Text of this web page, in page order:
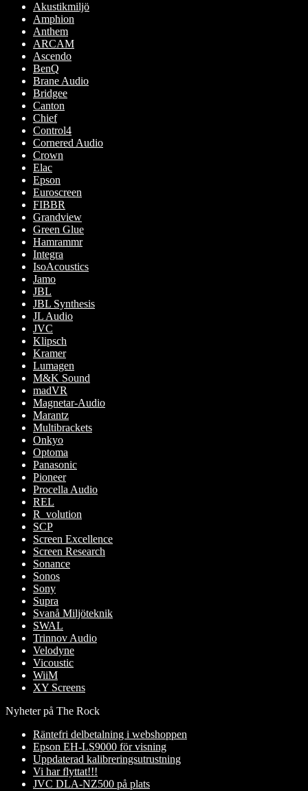
Akustikmiljö
Amphion
Anthem
ARCAM
Ascendo
BenQ
Brane Audio
Bridgee
Canton
Chief
Control4
Cornered Audio
Crown
Elac
Epson
Euroscreen
FIBBR
Grandview
Green Glue
Hamrammr
Integra
IsoAcoustics
Jamo
JBL
JBL Synthesis
JL Audio
JVC
Klipsch
Kramer
Lumagen
M&K Sound
madVR
Magnetar-Audio
Marantz
Multibrackets
Onkyo
Optoma
Panasonic
Pioneer
Procella Audio
REL
R_volution
SCP
Screen Excellence
Screen Research
Sonance
Sonos
Sony
Supra
Svanå Miljöteknik
SWAL
Trinnov Audio
Velodyne
Vicoustic
WiiM
XY Screens
Nyheter på The Rock
Räntefri delbetalning i webshoppen
Epson EH-LS9000 för visning
Uppdaterad kalibreringsutrustning
Vi har flyttat!!!
JVC DLA-NZ500 på plats